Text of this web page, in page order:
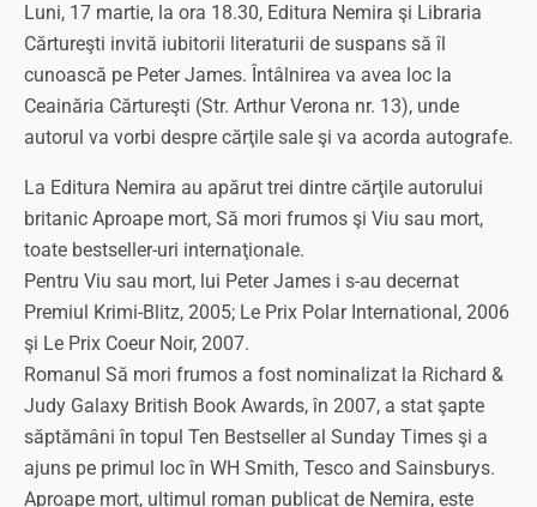
Luni, 17 martie, la ora 18.30, Editura Nemira şi Libraria
Cărtureşti invită iubitorii literaturii de suspans să îl
cunoască pe Peter James. Întâlnirea va avea loc la
Ceainăria Cărtureşti (Str. Arthur Verona nr. 13), unde
autorul va vorbi despre cărţile sale şi va acorda autografe.
La Editura Nemira au apărut trei dintre cărţile autorului
britanic Aproape mort, Să mori frumos şi Viu sau mort,
toate bestseller-uri internaţionale.
Pentru Viu sau mort, lui Peter James i s-au decernat
Premiul Krimi-Blitz, 2005; Le Prix Polar International, 2006
şi Le Prix Coeur Noir, 2007.
Romanul Să mori frumos a fost nominalizat la Richard &
Judy Galaxy British Book Awards, în 2007, a stat şapte
săptămâni în topul Ten Bestseller al Sunday Times şi a
ajuns pe primul loc în WH Smith, Tesco and Sainsburys.
Aproape mort, ultimul roman publicat de Nemira, este